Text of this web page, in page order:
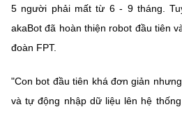
5 người phải mất từ 6 - 9 tháng.
akaBot đã hoàn thiện robot đầu tiên
đoàn FPT.
"Con bot đầu tiên khá đơn giản
và tự động nhập dữ liệu lên hệ